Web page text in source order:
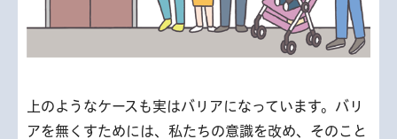
上のようなケースも実はバリアになっています。バリ
アを無くすためには、私たちの意識を改め、そのこと